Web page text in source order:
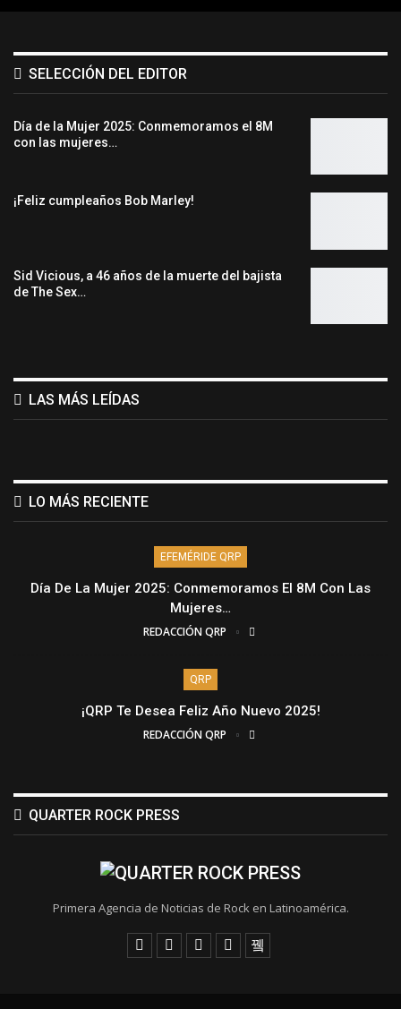
SELECCIÓN DEL EDITOR
Día de la Mujer 2025: Conmemoramos el 8M
con las mujeres…
¡Feliz cumpleaños Bob Marley!
Sid Vicious, a 46 años de la muerte del bajista
de The Sex…
LAS MÁS LEÍDAS
LO MÁS RECIENTE
EFEMÉRIDE QRP
Día De La Mujer 2025: Conmemoramos El 8M Con Las
Mujeres…
REDACCIÓN QRP
QRP
¡QRP Te Desea Feliz Año Nuevo 2025!
REDACCIÓN QRP
QUARTER ROCK PRESS
Primera Agencia de Noticias de Rock en Latinoamérica.